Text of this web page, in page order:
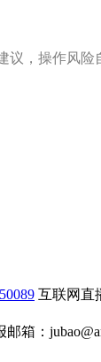
议，操作风险
互联网直
邮箱：